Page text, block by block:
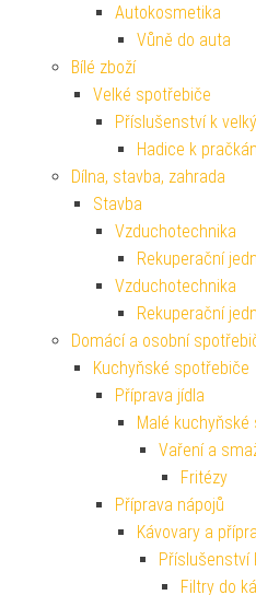
Autokosmetika
Vůně do auta
Bílé zboží
Velké spotřebiče
Příslušenství k
Hadice k
Dílna, stavba, zahrada
Stavba
Vzduchotechnika
Rekuperační
Vzduchotechnika
Rekuperační
Domácí a osobní
Kuchyňské spotřebiče
Příprava jídla
Malé kuchyňské
Vaření a
Fritézy
Příprava nápojů
Kávovary a
Příslušenství
Filtry do